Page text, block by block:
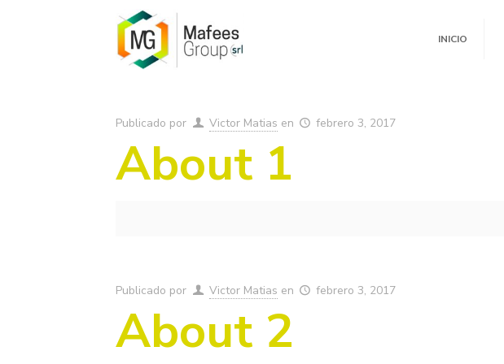
INICIO
Publicado por Victor Matias en febrero 3, 2017
About 1
Publicado por Victor Matias en febrero 3, 2017
About 2